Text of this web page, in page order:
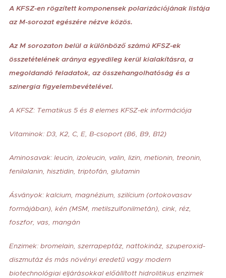
A KFSZ-en rögzített komponensek polarizációjának listája
az M-sorozat egészére nézve közös.
Az M sorozaton belül a különböző számú KFSZ-ek
összetételének aránya egyedileg kerül kialakításra, a
megoldandó feladatok, az összehangolhatóság és a
szinergia figyelembevételével.
A KFSZ: Tematikus 5 és 8 elemes KFSZ-ek információja
Vitaminok: D3, K2, C, E, B-csoport (B6, B9, B12)
Aminosavak: leucin, izoleucin, valin, lizin, metionin, treonin,
fenilalanin, hisztidin, triptofán, glutamin
Ásványok: kalcium, magnézium, szilícium (ortokovasav
formájában), kén (MSM, metilszulfonilmetán), cink, réz,
foszfor, vas, mangán
Enzimek: bromelain, szerrapeptáz, nattokináz, szuperoxid-
diszmutáz és más növényi eredetű vagy modern
biotechnológiai eljárásokkal előállított hidrolitikus enzimek